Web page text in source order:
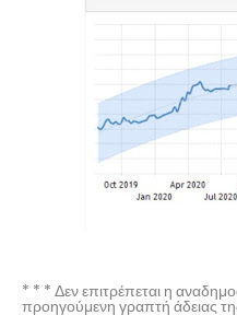
* * * Δεν επιτρέπεται η
προηγούμενη γραπτή άδειας